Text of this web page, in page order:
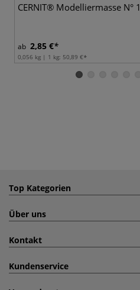
CERNIT® Modelliermasse N° 1
ab 2,85 €
0,056 kg | 1 kg: 50,89 €
Top Kategorien
Über uns
Kontakt
Kundenservice